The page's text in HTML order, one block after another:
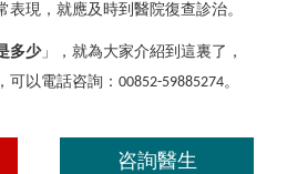
現，就應及時到醫院復查診治。
多少」，就為大家介紹到這裏了，
可以電話咨詢： 00852-59885274。
咨詢醫生